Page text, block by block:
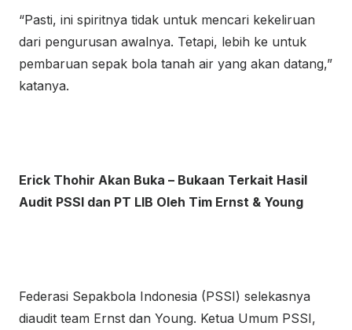
“Pasti, ini spiritnya tidak untuk mencari kekeliruan
dari pengurusan awalnya. Tetapi, lebih ke untuk
pembaruan sepak bola tanah air yang akan datang,”
katanya.
Erick Thohir Akan Buka – Bukaan Terkait Hasil
Audit PSSI dan PT LIB Oleh Tim Ernst & Young
Federasi Sepakbola Indonesia (PSSI) selekasnya
diaudit team Ernst dan Young. Ketua Umum PSSI,